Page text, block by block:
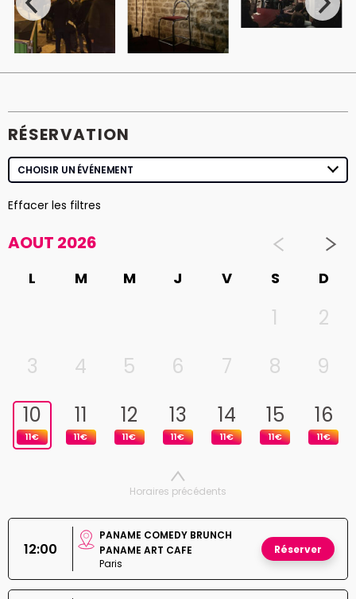
RÉSERVATION
Effacer les filtres
AOUT 2026
L M M J V S D
1
2
3
4 5 6 7 8
9
10
11€
11
11€
12
11€
13
11€
14
11€
15
11€
16
11€
Horaires précédents
12:00
PANAME COMEDY BRUNCH
PANAME ART CAFE
Paris
Réserver